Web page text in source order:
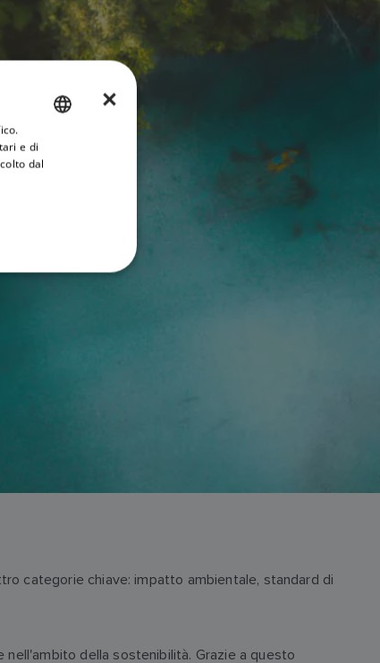
categorie chiave: impatto ambientale, standard di
della sostenibilità. Grazie a questo
×
e di
dal